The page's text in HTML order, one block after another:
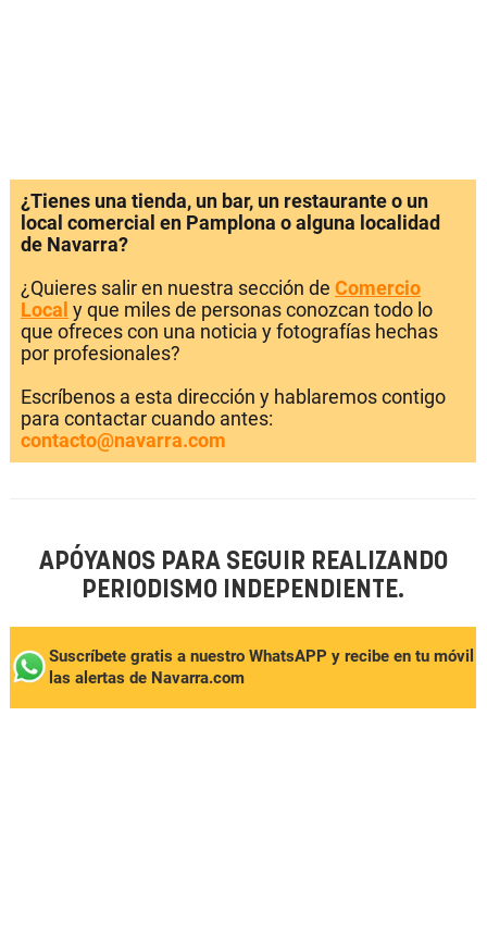
¿Tienes una tienda, un bar, un restaurante o un
local comercial en Pamplona o alguna localidad
de Navarra?
¿Quieres salir en nuestra sección de Comercio
Local y que miles de personas conozcan todo lo
que ofreces con una noticia y fotografías hechas
por profesionales?
Escríbenos a esta dirección y hablaremos contigo
para contactar cuando antes:
contacto@navarra.com
APÓYANOS PARA SEGUIR REALIZANDO
PERIODISMO INDEPENDIENTE.
Suscríbete gratis a nuestro WhatsAPP y recibe en tu móvil
las alertas de Navarra.com